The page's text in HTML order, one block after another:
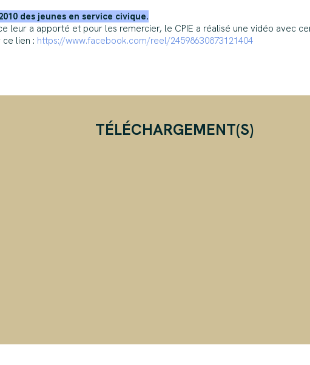
des jeunes en service civique.
leur a apporté et pour les remercier, le CPIE a réalisé une vidéo avec
ce lien : https://www.facebook.com/reel/24598630873121404
TÉLÉCHARGEMENT(S)